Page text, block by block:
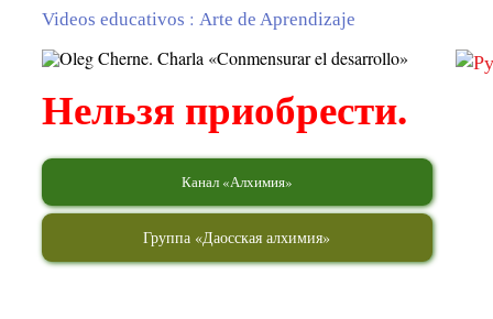
Videos educativos : Arte de Aprendizaje
Нельзя приобрести.
Канал «Алхимия»
Группа «Даосская алхимия»